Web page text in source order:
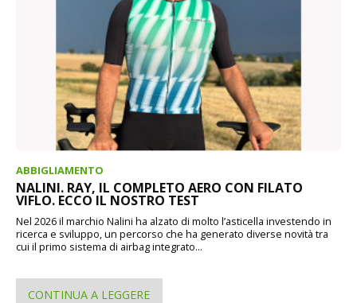
ABBIGLIAMENTO
NALINI. RAY, IL COMPLETO AERO CON FILATO
VIFLO. ECCO IL NOSTRO TEST
Nel 2026 il marchio Nalini ha alzato di molto l’asticella investendo in
ricerca e sviluppo, un percorso che ha generato diverse novità tra
cui il primo sistema di airbag integrato...
CONTINUA A LEGGERE